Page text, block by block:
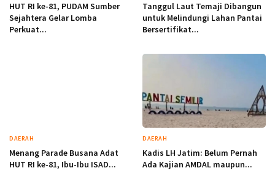
HUT RI ke-81, PUDAM Sumber
Sejahtera Gelar Lomba
Perkuat...
Tanggul Laut Temaji Dibangun
untuk Melindungi Lahan Pantai
Bersertifikat...
DAERAH
Menang Parade Busana Adat
HUT RI ke-81, Ibu-Ibu ISAD...
DAERAH
Kadis LH Jatim: Belum Pernah
Ada Kajian AMDAL maupun...